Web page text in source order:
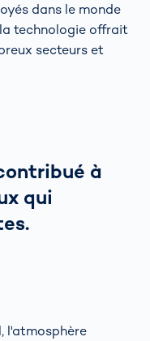
dans le monde
technologie offrait
secteurs et
à
qui
l'atmosphère